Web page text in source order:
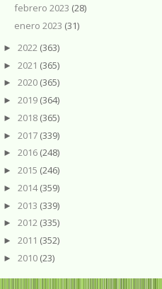
febrero 2023 (28)
enero 2023 (31)
► 2022 (363)
► 2021 (365)
► 2020 (365)
► 2019 (364)
► 2018 (365)
► 2017 (339)
► 2016 (248)
► 2015 (246)
► 2014(359)
► 2013 (339)
► 2012 (335)
► 2011 (352)
► 2010 (23)